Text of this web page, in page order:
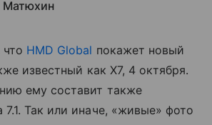
Матюхин
HMD Global покажет новый
известный как X7, 4 октября.
ему составит также
Так или иначе, «живые» фото